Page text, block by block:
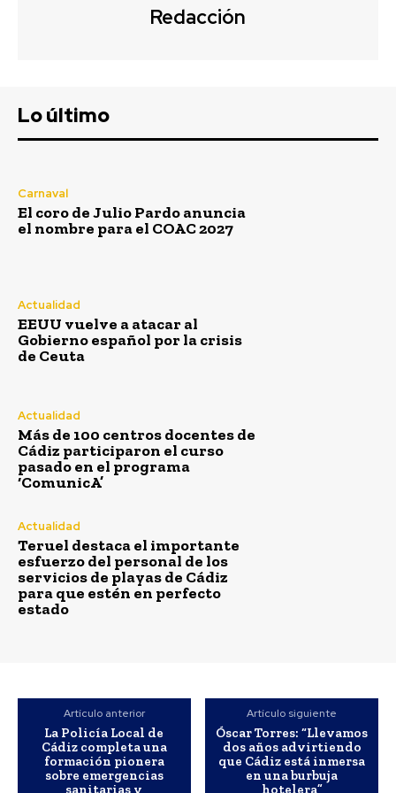
participaron el curso pasado en el
programa ‘ComunicA’
Redacción - Agosto 7, 2026
Un total de 109 centros educativos públicos de la provincia de
Cádiz participaron en el programa 'ComunicA' durante el pasado
Redacción
Lo último
Carnaval
El coro de Julio Pardo anuncia
el nombre para el COAC 2027
Actualidad
EEUU vuelve a atacar al
Gobierno español por la crisis
de Ceuta
Actualidad
Más de 100 centros docentes de
Cádiz participaron el curso
pasado en el programa
‘ComunicA’
Actualidad
Teruel destaca el importante
esfuerzo del personal de los
servicios de playas de Cádiz
para que estén en perfecto
estado
Artículo anterior
La Policía Local de
Cádiz completa una
formación pionera
sobre emergencias
sanitarias y
Artículo siguiente
Óscar Torres: “Llevamos
dos años advirtiendo
que Cádiz está inmersa
en una burbuja
hotelera”